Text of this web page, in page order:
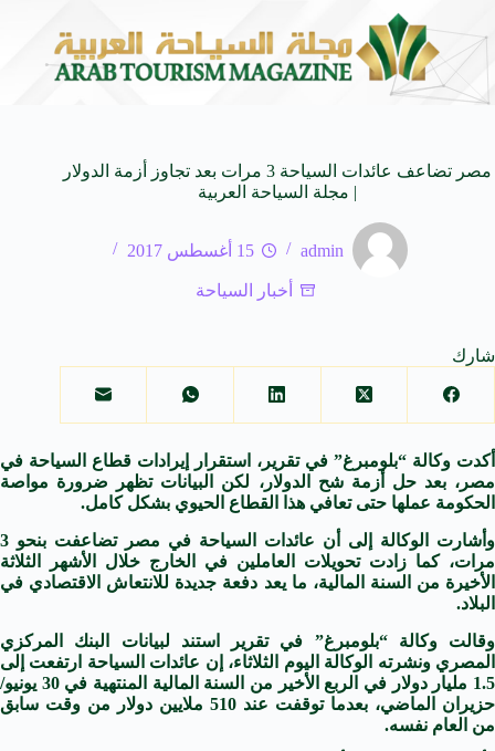
المنظمة العربية للسياحة تدعو لتخصيص خط هاتفي موحد 126 لتلقى بلاغات السائحين عند تعرضهم لأي مشاكل أثناء رحلاتهم السياحية بكافه الدول العربية
مصر تضاعف عائدات السياحة 3 مرات بعد تجاوز أزمة الدولار
| مجلة السياحة العربية
admin 15 أغسطس 2017
أخبار السياحة
شارك
أكدت وكالة “بلومبرغ” في تقرير، استقرار إيرادات قطاع السياحة في
مصر، بعد حل أزمة شح الدولار، لكن البيانات تظهر ضرورة مواصة
الحكومة عملها حتى تعافي هذا القطاع الحيوي بشكل كامل.
وأشارت الوكالة إلى أن عائدات السياحة في مصر
تضاعفت بنحو 3
مرات، كما زادت تحويلات العاملين في الخارج خلال الأشهر الثلاثة
الأخيرة من السنة المالية، ما يعد دفعة جديدة للانتعاش الاقتصادي في
البلاد.
وقالت وكالة “بلومبرغ” في تقرير استند لبيانات البنك المركزي
المصري ونشرته الوكالة اليوم الثلاثاء، إن عائدات السياحة ارتفعت إلى
1.5 مليار دولار في الربع الأخير من السنة المالية المنتهية في 30 يونيو/
حزيران الماضي، بعدما توقفت عند 510 ملايين دولار من وقت سابق
من العام نفسه.